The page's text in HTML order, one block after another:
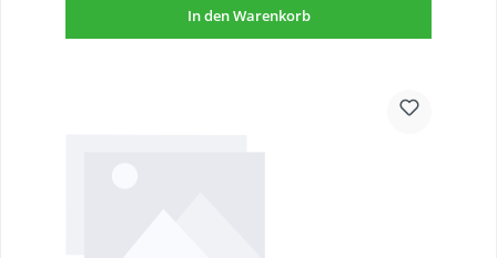
In den Warenkorb